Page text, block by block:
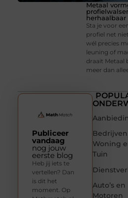
Metaal
Sta je voor
profiel net
wél precies
leuning of
draait Metaal
meer dan
Bedrijven
Woning
Tuin
Auto’s en
Motoren
Publiceer
vandaag
nog jouw
eerste blog
Heb jij iets te
vertellen? Dan
is dit het
moment. Op